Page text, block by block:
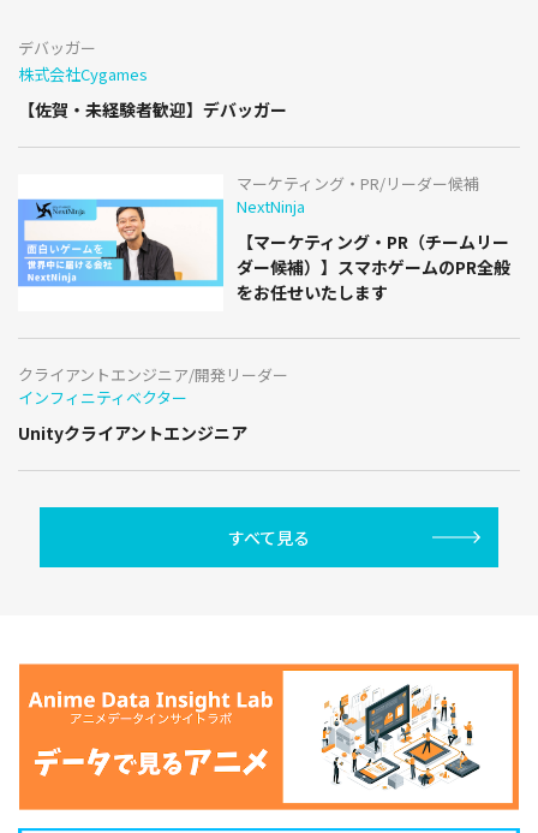
デバッガー
株式会社Cygames
【佐賀・未経験者歓迎】デバッガー
マーケティング・PR/リーダー候補
NextNinja
【マーケティング・PR（チームリー
ダー候補）】スマホゲームのPR全般
をお任せいたします
クライアントエンジニア/開発リーダー
インフィニティベクター
Unityクライアントエンジニア
すべて見る